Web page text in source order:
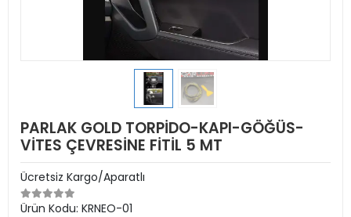
PARLAK GOLD TORPİDO-KAPI-GÖĞÜS-
VİTES ÇEVRESİNE FİTİL 5 MT
Ücretsiz Kargo/Aparatlı
Ürün Kodu: KRNEO-01